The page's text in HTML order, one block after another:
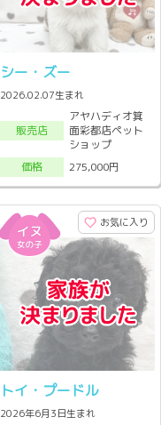
シー・ズー
2026.02.07生まれ
販売店
アヤハディオ箕
面彩都店ペット
ショップ
価格
275,000円
お気に入り
トイ・プードル
2026年6月3日生まれ